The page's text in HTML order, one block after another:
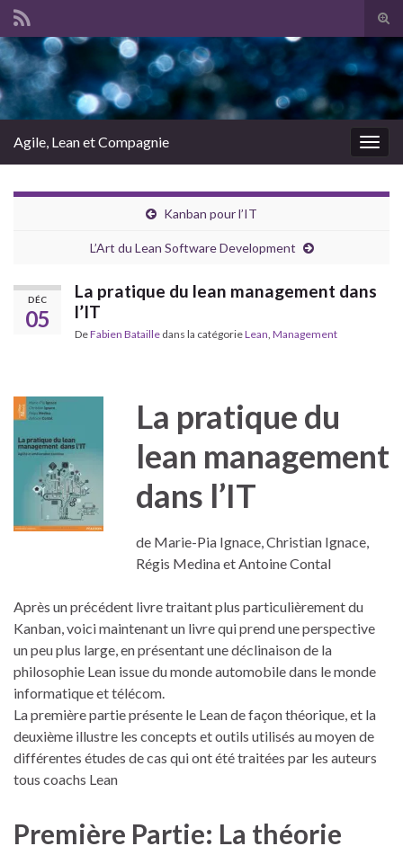
Search for:
Agile, Lean et Compagnie
Kanban pour l’IT
L’Art du Lean Software Development
DÉC
05
La pratique du lean management dans
l’IT
DeFabien Bataille dans la catégorieLean, Management
La pratique du
lean management
dans l’IT
de Marie-Pia Ignace, Christian Ignace,
Régis Medina et Antoine Contal
Après un précédent livre traitant plus particulièrement du
Kanban, voici maintenant un livre qui prend une perspective
un peu plus large, en présentant une déclinaison de la
philosophie Lean issue du monde automobile dans le monde
informatique et télécom.
La première partie présente le Lean de façon théorique, et la
deuxième illustre les concepts et outils utilisés au moyen de
différentes études de cas qui ont été traitées par les auteurs
tous coachs Lean
Première Partie: La théorie